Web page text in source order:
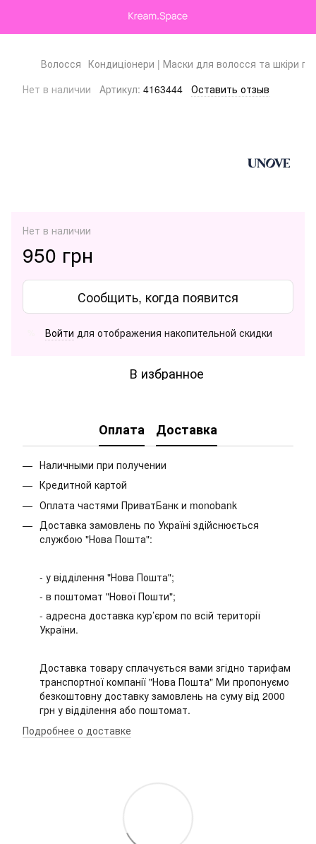
Волосся Кондиціонери | Маски для волосся та шкіри
Нет в наличии
Артикул: 4163444 Оставить отзыв
Нет в наличии
950 грн
Сообщить, когда появится
Войти для отображения накопительной скидки
В избранное
Оплата Доставка
Наличными при получении
Кредитной картой
Оплата частями ПриватБанк и monobank
Доставка замовлень по Україні здійснюється
службою "Нова Пошта":
- у відділення "Нова Пошта";
- в поштомат "Нової Пошти";
- адресна доставка кур’єром по всій території
України.
Доставка товару сплачується вами згідно тарифам
транспортної компанії "Нова Пошта" Ми пропонуємо
безкоштовну доставку замовлень на суму від 2000
грн у відділення або поштомат.
Подробнее о доставке